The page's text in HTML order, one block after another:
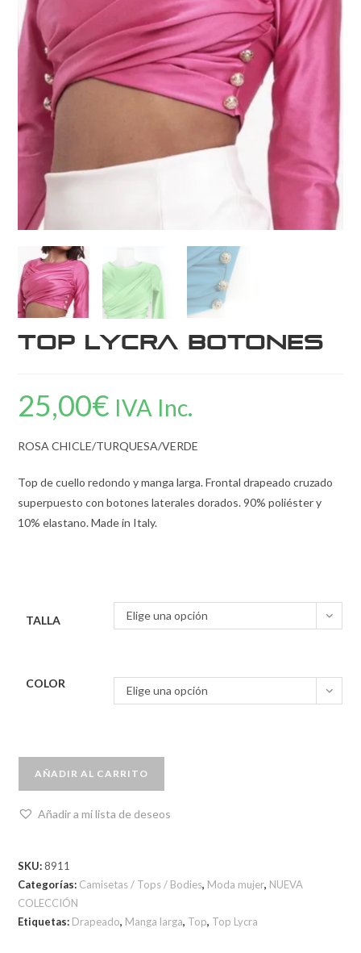
Top Lycra Botones
25,00€ IVA Inc.
ROSA CHICLE/TURQUESA/VERDE
Top de cuello redondo y manga larga. Frontal drapeado cruzado
superpuesto con botones laterales dorados. 90% poliéster y
10% elastano. Made in Italy.
TALLA Elige una opción
COLOR
Elige una opción
AÑADIR AL CARRITO
Añadir a mi lista de deseos
SKU:8911
Categorías: Camisetas / Tops / Bodies, Moda mujer, NUEVA
COLECCIÓN
Etiquetas: Drapeado, Manga larga, Top, Top Lycra